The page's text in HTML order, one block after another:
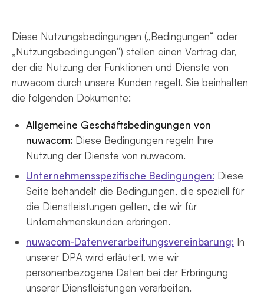
Diese Nutzungsbedingungen („Bedingungen“ oder
„Nutzungsbedingungen“) stellen einen Vertrag dar,
der die Nutzung der Funktionen und Dienste von
nuwacom durch unsere Kunden regelt. Sie beinhalten
die folgenden Dokumente:
Allgemeine Geschäftsbedingungen von
nuwacom: Diese Bedingungen regeln Ihre
Nutzung der Dienste von nuwacom.
Unternehmensspezifische Bedingungen: Diese
Seite behandelt die Bedingungen, die speziell für
die Dienstleistungen gelten, die wir für
Unternehmenskunden erbringen.
nuwacom-Datenverarbeitungsvereinbarung: In
unserer DPA wird erläutert, wie wir
personenbezogene Daten bei der Erbringung
unserer Dienstleistungen verarbeiten.